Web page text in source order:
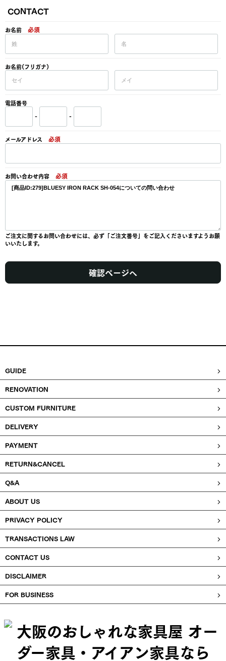
CONTACT
お名前 必須
お名前(フリガナ)
電話番号
-
-
メールアドレス 必須
お問い合わせ内容 必須
ご注文に関するお問い合わせには、必ず「ご注文番号」をご記入くださいますようお願
いいたします。
確認ページへ
GUIDE
RENOVATION
CUSTOM FURNITURE
DELIVERY
PAYMENT
RETURN&CANCEL
Q&A
ABOUT US
PRIVACY POLICY
TRANSACTIONS LAW
CONTACT US
DISCLAIMER
FOR BUSINESS